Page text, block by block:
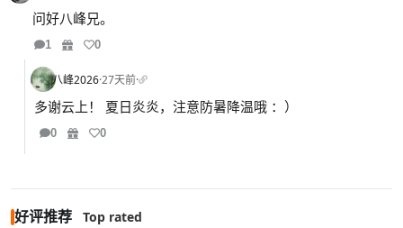
问好八峰兄。
1 0
八峰2026·27天前·
多谢云上！ 夏日炎炎，注意防暑降温哦 ：）
0 0
好评推荐 Top rated